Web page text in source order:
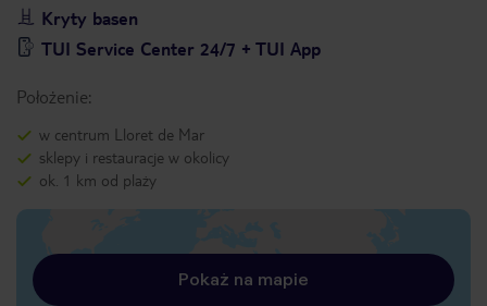
Kryty basen
TUI Service Center 24/7 + TUI App
Położenie:
w centrum Lloret de Mar
sklepy i restauracje w okolicy
ok. 1 km od plaży
Pokaż na mapie